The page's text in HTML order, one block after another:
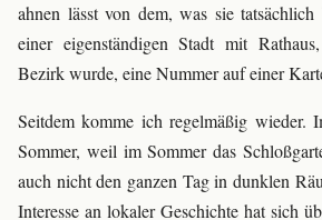
ahnen lässt von dem, was sie tatsächlich
einer eigenständigen Stadt mit
Bezirk wurde, eine Nummer auf einer
Seitdem komme ich regelmäßig wieder.
Sommer, weil im Sommer das
auch nicht den ganzen Tag in dunklen
Interesse an lokaler Geschichte hat sich